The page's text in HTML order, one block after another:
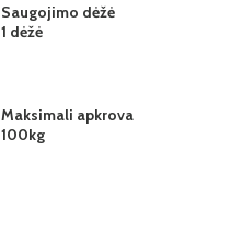
Saugojimo dėžė
1 dėžė
Maksimali apkrova
100kg